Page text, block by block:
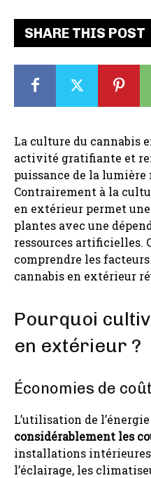
SHARE THIS POST
La culture du cannabis
activité gratifiante et
puissance de la
Contrairement à la
en extérieur permet
plantes avec une
ressources artificielles.
comprendre les
cannabis en extérieur
Pourquoi
en extérieur ?
Économies de
L’utilisation de
considérablement les
installations
l’éclairage, les